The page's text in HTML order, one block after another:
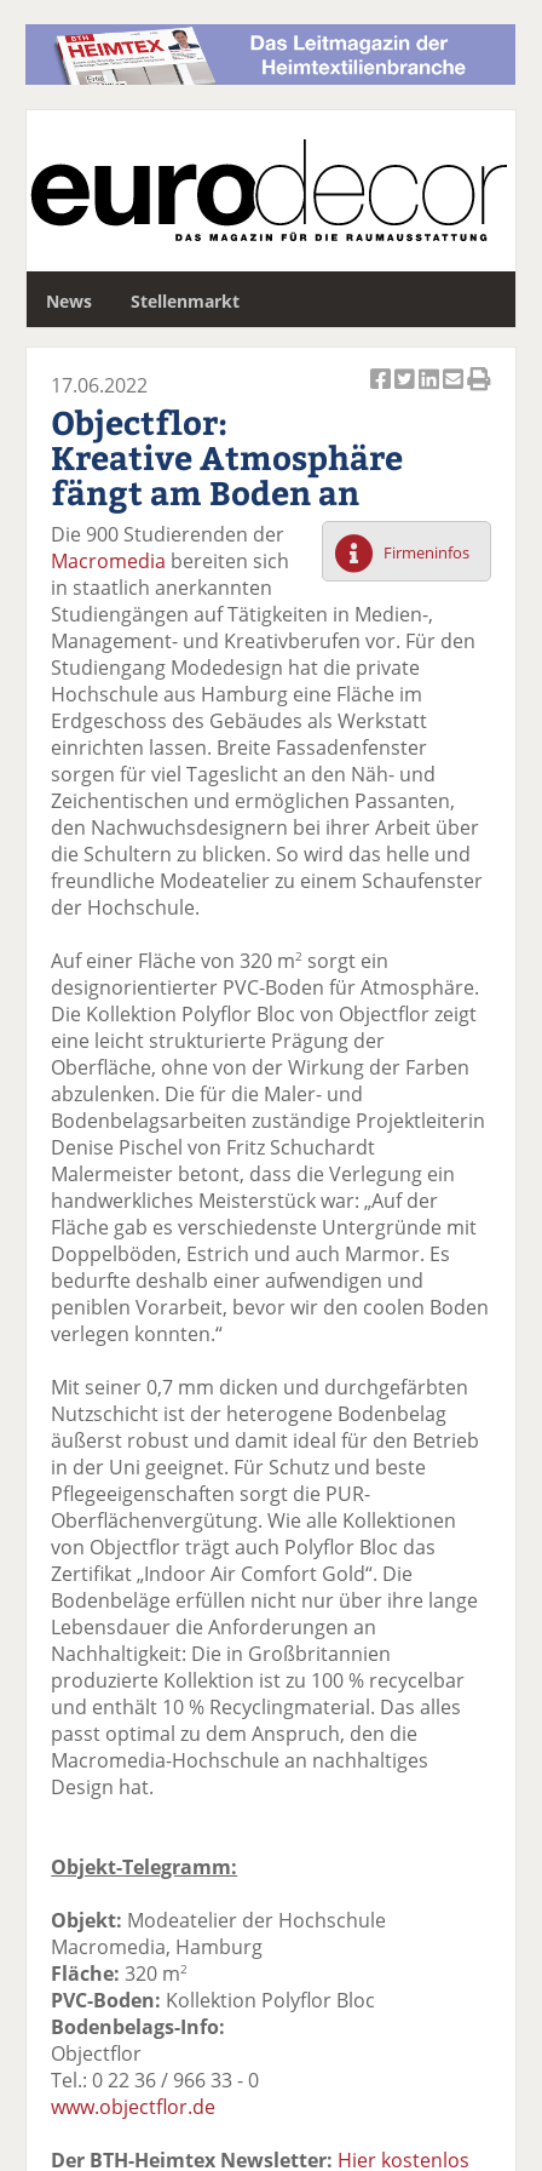
News Stellenmarkt
c
k
uf
F
ac
e
b
o
o
k
te
il
e
n
k
wi
tt
er
n
uf
Li
n
k
e
di
n
te
il
e
n
er
E
m
l
e
n
ck
e
17.06.2022
Objectflor:
Kreative Atmosphäre
fängt am Boden an
Firmeninfos
Die 900 Studierenden der
Macromedia bereiten sich
in staatlich anerkannten
Studiengängen auf Tätigkeiten in Medien-,
Management- und Kreativberufen vor. Für den
Studiengang Modedesign hat die private
Hochschule aus Hamburg eine Fläche im
Erdgeschoss des Gebäudes als Werkstatt
einrichten lassen. Breite Fassadenfenster
sorgen für viel Tageslicht an den Näh- und
Zeichentischen und ermöglichen Passanten,
den Nachwuchsdesignern bei ihrer Arbeit über
die Schultern zu blicken. So wird das helle und
freundliche Modeatelier zu einem Schaufenster
der Hochschule.
Auf einer Fläche von 320 m2 sorgt ein
designorientierter PVC-Boden für Atmosphäre.
Die Kollektion Polyflor Bloc von Objectflor zeigt
eine leicht strukturierte Prägung der
Oberfläche, ohne von der Wirkung der Farben
abzulenken. Die für die Maler- und
Bodenbelagsarbeiten zuständige Projektleiterin
Denise Pischel von Fritz Schuchardt
Malermeister betont, dass die Verlegung ein
handwerkliches Meisterstück war: „Auf der
Fläche gab es verschiedenste Untergründe mit
Doppelböden, Estrich und auch Marmor. Es
bedurfte deshalb einer aufwendigen und
peniblen Vorarbeit, bevor wir den coolen Boden
verlegen konnten.“
Mit seiner 0,7 mm dicken und durchgefärbten
Nutzschicht ist der heterogene Bodenbelag
äußerst robust und damit ideal für den Betrieb
in der Uni geeignet. Für Schutz und beste
Pflegeeigenschaften sorgt die PUR-
Oberflächenvergütung. Wie alle Kollektionen
von Objectflor trägt auch Polyflor Bloc das
Zertifikat „Indoor Air Comfort Gold“. Die
Bodenbeläge erfüllen nicht nur über ihre lange
Lebensdauer die Anforderungen an
Nachhaltigkeit: Die in Großbritannien
produzierte Kollektion ist zu 100 % recycelbar
und enthält 10 % Recyclingmaterial. Das alles
passt optimal zu dem Anspruch, den die
Macromedia-Hochschule an nachhaltiges
Design hat.
Objekt-Telegramm:
Objekt: Modeatelier der Hochschule
Macromedia, Hamburg
Fläche: 320 m2
PVC-Boden: Kollektion Polyflor Bloc
Bodenbelags-Info:
Objectflor
Tel.: 0 22 36 / 966 33 - 0
www.objectflor.de
Der BTH-Heimtex Newsletter: Hier kostenlos